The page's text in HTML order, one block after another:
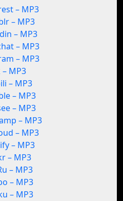
– MP3
– MP3
– MP3
– MP3
– MP3
– MP3
– MP3
– MP3
– MP3
– MP3
– MP3
– MP3
– MP3
– MP3
– MP3
– MP3